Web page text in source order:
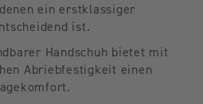
ein erstklassiger
ist.
Handschuh bietet mit
Abriebfestigkeit einen